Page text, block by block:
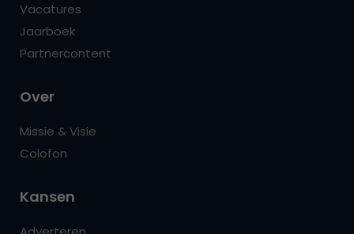
Vacatures
Jaarboek
Partnercontent
Over
Missie & Visie
Colofon
Kansen